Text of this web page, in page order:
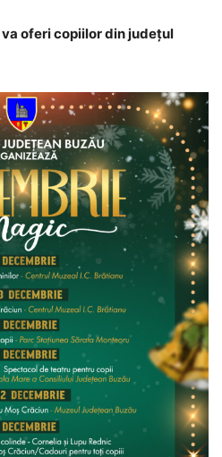
oferi copiilor din județul